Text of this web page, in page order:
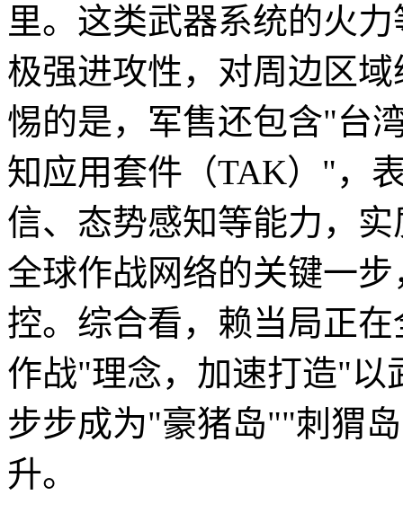
里。这类武器系统的火
极强进攻性，对周边区
惕的是，军售还包含"台
知应用套件（TAK）"，
信、态势感知等能力，
全球作战网络的关键一
控。综合看，赖当局正
作战"理念，加速打造"以
步步成为"豪猪岛""刺猬
升。